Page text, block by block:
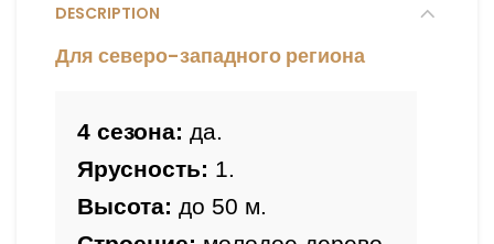
DESCRIPTION
Для северо-западного региона
4 сезона:
Ярусность: 1.
Высота: